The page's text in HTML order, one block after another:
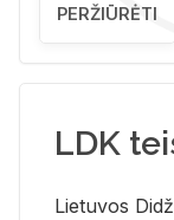
PERŽIŪRĖTI
LDK
Lie­tu­vos